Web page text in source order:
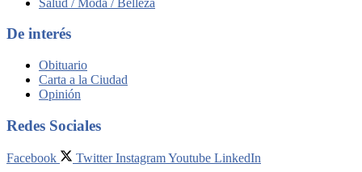
De interés
Obituario
Carta a la Ciudad
Opinión
Redes Sociales
Facebook Twitter InstagramYoutube LinkedIn